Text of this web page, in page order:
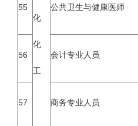
化
化
工
55 公共卫生与健康医师
56 会计专业人员
57 商务专业人员